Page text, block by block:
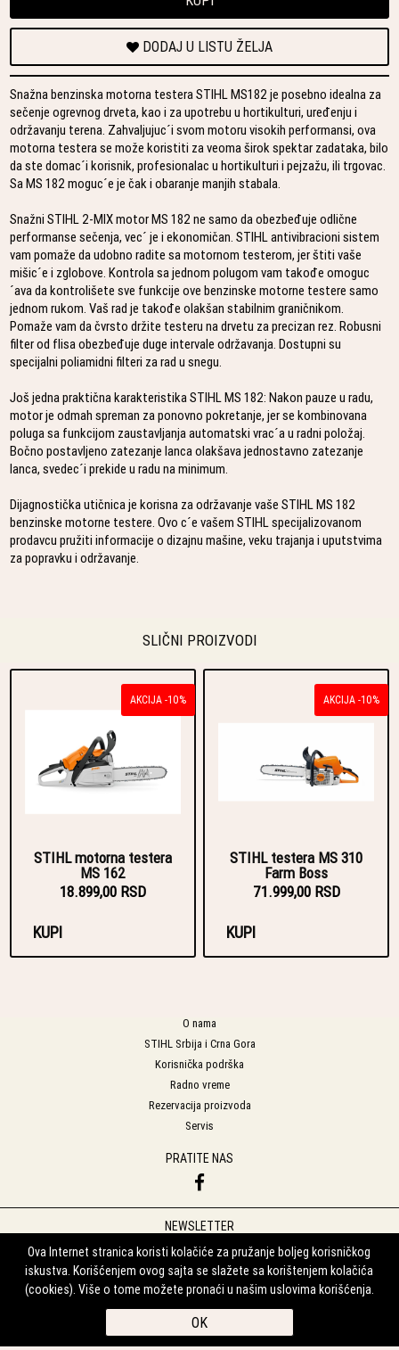
Ova Internet stranica koristi kolačiće za pružanje boljeg korisničkog
iskustva. Korišćenjem ovog sajta se slažete sa korištenjem kolačića
(cookies). Više o tome možete pronaći u našim uslovima korišćenja.
DODAJ U LISTU ŽELJA
Snažna benzinska motorna testera STIHL MS182 je posebno idealna za
sečenje ogrevnog drveta, kao i za upotrebu u hortikulturi, uređenju i
održavanju terena. Zahvaljujuc´i svom motoru visokih performansi, ova
motorna testera se može koristiti za veoma širok spektar zadataka, bilo
da ste domac´i korisnik, profesionalac u hortikulturi i pejzažu, ili trgovac.
Sa MS 182 moguc´e je čak i obaranje manjih stabala.
Snažni STIHL 2-MIX motor MS 182 ne samo da obezbeđuje odlične
performanse sečenja, vec´ je i ekonomičan. STIHL antivibracioni sistem
vam pomaže da udobno radite sa motornom testerom, jer štiti vaše
mišic´e i zglobove. Kontrola sa jednom polugom vam takođe omoguc
´ava da kontrolišete sve funkcije ove benzinske motorne testere samo
jednom rukom. Vaš rad je takođe olakšan stabilnim graničnikom.
Pomaže vam da čvrsto držite testeru na drvetu za precizan rez. Robusni
filter od flisa obezbeđuje duge intervale održavanja. Dostupni su
specijalni poliamidni filteri za rad u snegu.
Još jedna praktična karakteristika STIHL MS 182: Nakon pauze u radu,
motor je odmah spreman za ponovno pokretanje, jer se kombinovana
poluga sa funkcijom zaustavljanja automatski vrac´a u radni položaj.
Bočno postavljeno zatezanje lanca olakšava jednostavno zatezanje
lanca, svedec´i prekide u radu na minimum.
Dijagnostička utičnica je korisna za održavanje vaše STIHL MS 182
benzinske motorne testere. Ovo c´e vašem STIHL specijalizovanom
prodavcu pružiti informacije o dizajnu mašine, veku trajanja i uputstvima
za popravku i održavanje.
SLIČNI PROIZVODI
AKCIJA -10%
STIHL motorna testera
MS 162
18.899,00 RSD
KUPI
AKCIJA -10%
STIHL testera MS 310
Farm Boss
71.999,00 RSD
KUPI
O nama
STIHL Srbija i Crna Gora
Korisnička podrška
Radno vreme
Rezervacija proizvoda
Servis
PRATITE NAS
NEWSLETTER
Prijavite se na naš Newsletter
Prijavi se
PD Puća Komerc DOO Zelenik Zelenik bb, 12256 ZELENIK, Srbija